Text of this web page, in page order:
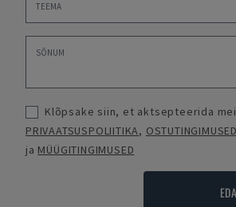
Klõpsake siin, et aktsepteerida
PRIVAATSUSPOLIITIKA,
ja MÜÜGITINGIMUSED